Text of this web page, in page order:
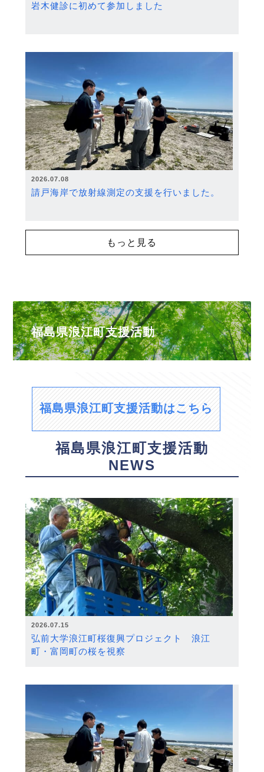
岩木健診に初めて参加しました
2026.07.08
請戸海岸で放射線測定の支援を行いました。
もっと見る
福島県浪江町支援活動
福島県浪江町支援活動はこちら
福島県浪江町支援活動
NEWS
2026.07.15
弘前大学浪江町桜復興プロジェクト 浪江
町・富岡町の桜を視察